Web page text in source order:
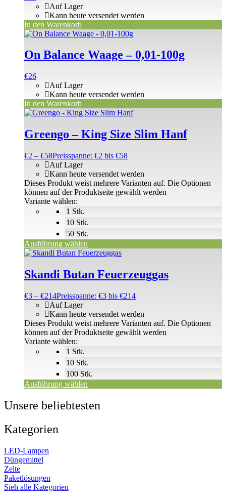
Auf Lager
Kann heute versendet werden
In den Warenkorb
On Balance Waage – 0,01-100g
€26
Auf Lager
Kann heute versendet werden
In den Warenkorb
Greengo – King Size Slim Hanf
€2 – €58Preisspanne: €2 bis €58
1 Stk.
10 Stk.
50 Stk.
Auf Lager
Kann heute versendet werden
Variante wählen:
Ausführung wählen
Dieses Produkt weist mehrere Varianten auf. Die Optionen
können auf der Produktseite gewählt werden
Skandi Butan Feuerzeuggas
€3 – €214Preisspanne: €3 bis €214
1 Stk.
10 Stk.
100 Stk.
Auf Lager
Kann heute versendet werden
Variante wählen:
Ausführung wählen
Dieses Produkt weist mehrere Varianten auf. Die Optionen
können auf der Produktseite gewählt werden
Unsere beliebtesten
Kategorien
LED-Lampen
Düngemittel
Zelte
Paketlösungen
Sieh alle Kategorien